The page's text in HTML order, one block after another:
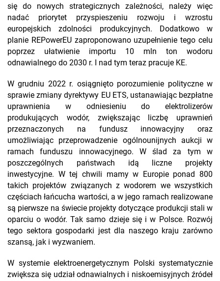
się do nowych strategicznych zależności, należy więc
nadać priorytet przyspieszeniu rozwoju i wzrostu
europejskich zdolności produkcyjnych. Dodatkowo w
planie REPowerEU zaproponowano uzupełnienie tego celu
poprzez ułatwienie importu 10 mln ton wodoru
odnawialnego do 2030 r. I nad tym teraz pracuje KE.
W grudniu 2022 r. osiągnięto porozumienie polityczne w
sprawie zmiany dyrektywy EU ETS, ustanawiając bezpłatne
uprawnienia w odniesieniu do elektrolizerów
produkujących wodór, zwiększając liczbę uprawnień
przeznaczonych na fundusz innowacyjny oraz
umożliwiając przeprowadzenie ogólnounijnych aukcji w
ramach funduszu innowacyjnego. W ślad za tym w
poszczególnych państwach idą liczne projekty
inwestycyjne. W tej chwili mamy w Europie ponad 800
takich projektów związanych z wodorem we wszystkich
częściach łańcucha wartości, a w jego ramach realizowane
są pierwsze na świecie projekty dotyczące produkcji stali w
oparciu o wodór. Tak samo dzieje się i w Polsce. Rozwój
tego sektora gospodarki jest dla naszego kraju zarówno
szansą, jak i wyzwaniem.
W systemie elektroenergetycznym Polski systematycznie
zwiększa się udział odnawialnych i niskoemisyjnych źródeł